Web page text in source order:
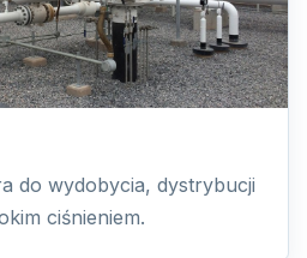
do wydobycia, dystrybucji
ciśnieniem.